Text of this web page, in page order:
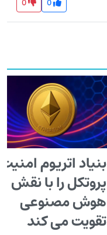
0
0
بنیاد اتریوم امنیت
پروتکل را با نقش
هوش مصنوعی
تقویت می کند